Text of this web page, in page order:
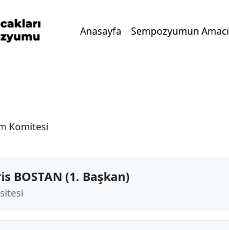
Anasayfa Sempozyumun Amacı
Komitesi
BOSTAN (1. Başkan)